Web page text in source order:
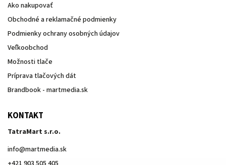
Ako nakupovať
Obchodné a reklamačné podmienky
Podmienky ochrany osobných údajov
Veľkoobchod
Možnosti tlače
Príprava tlačových dát
Brandbook - martmedia.sk
KONTAKT
TatraMart s.r.o.
info@martmedia.sk